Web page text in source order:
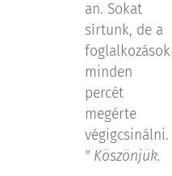
an. Sokat
sírtunk, de a
foglalkozások
minden
percét
megérte
végigcsinálni.
" Köszönjük.